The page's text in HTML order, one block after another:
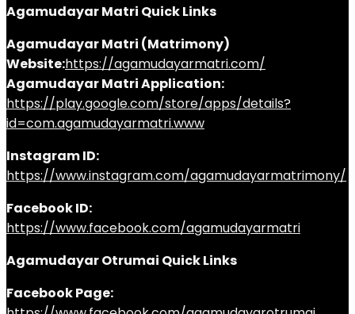
Agamudayar Matri Quick Links
Agamudayar Matri (Matrimony)
Website:https://agamudayarmatri.com/
Agamudayar Matri Application:
https://play.google.com/store/apps/details?
id=com.agamudayarmatri.www
Instagram ID:
https://www.instagram.com/agamudayarmatrimony/
Facebook ID:
https://www.facebook.com/agamudayarmatri
Agamudayar Otrumai Quick Links
Facebook Page: